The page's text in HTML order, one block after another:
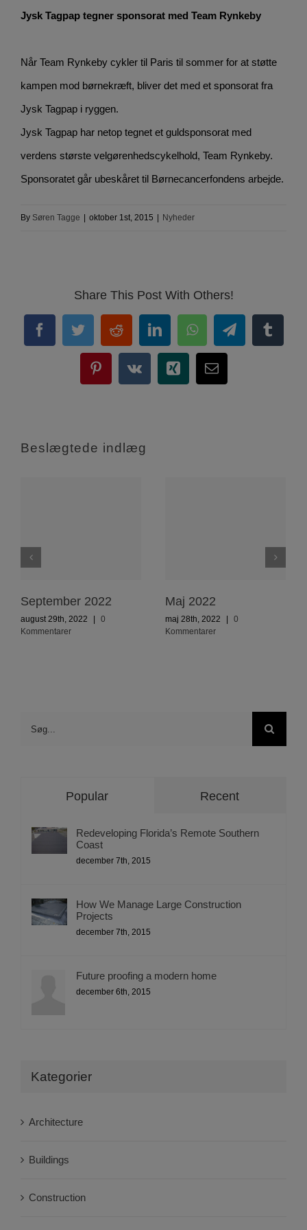
Jysk Tagpap tegner sponsorat med Team Rynkeby
Når Team Rynkeby cykler til Paris til sommer for at støtte
kampen mod børnekræft, bliver det med et sponsorat fra
Jysk Tagpap i ryggen.
Jysk Tagpap har netop tegnet et guldsponsorat med
verdens største velgørenhedscykelhold, Team Rynkeby.
Sponsoratet går ubeskåret til Børnecancerfondens arbejde.
By Søren Tagge | oktober 1st, 2015 | Nyheder
Share This Post With Others!
FacebookTwitterRedditLinkedInWhatsAppTelegramTumblr
Pinterest
Vk Xing
E-
mail
Beslægtede indlæg
September 2022
august 29th, 2022
0
Kommentarer
Maj 2022
maj 28th, 2022
0
Kommentarer
Søg
Popular Recent
Redeveloping Florida’s Remote Southern
Coast
december 7th, 2015
How We Manage Large Construction
Projects
december 7th, 2015
Future proofing a modern home
december 6th, 2015
Kategorier
Architecture
Buildings
Construction